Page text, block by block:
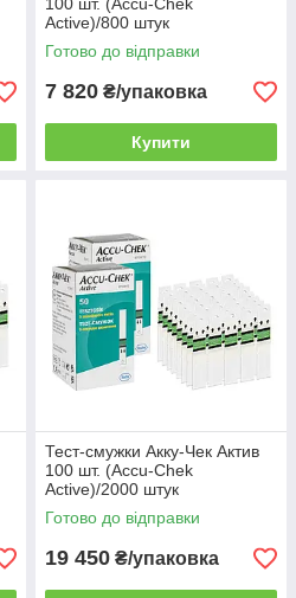
Active)/800 штук
Готово до відправки
7 820 ₴/упаковка
Купити
Тест-смужки Акку-Чек Актив
100 шт. (Accu-Chek
Active)/2000 штук
Готово до відправки
19 450 ₴/упаковка